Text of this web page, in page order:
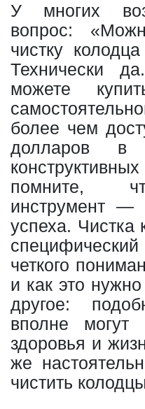
У многих
вопрос:
чистку
Технически
можете
более чем
долларов в
помните,
инструмент —
успеха.
четкого
и как это
другое:
вполне могут
здоровья и
же
чистить